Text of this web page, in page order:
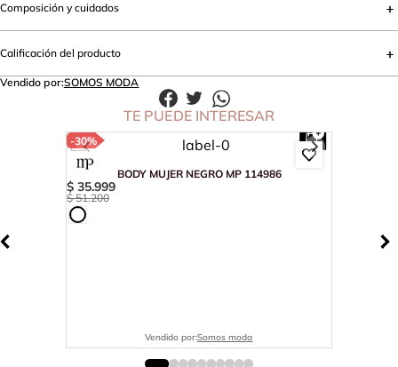
Composición y cuidados
Calificación del producto
Vendido por:SOMOS MODA
TE PUEDE INTERESAR
-30%
BODY MUJER NEGRO MP 114986
$ 35.999
$ 51.200
Vendido por:Somos moda